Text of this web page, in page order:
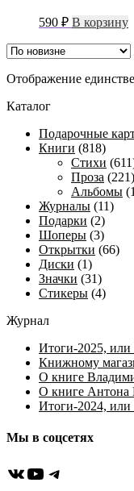
590 ₽ В корзину
Отображение
Каталог
Подарочные
Книги (818)
Стихи
Проза (221)
Альбомы
Журналы (11)
Подарки (2)
Шоперы (3)
Открытки (66)
Диски (1)
Значки (31)
Стикеры (4)
Журнал
Итоги-2025, или
Книжному
О книге
О книге Антона
Итоги-2024,
Мы в соцсетях
ВКонтакте
YouTube
Telegram